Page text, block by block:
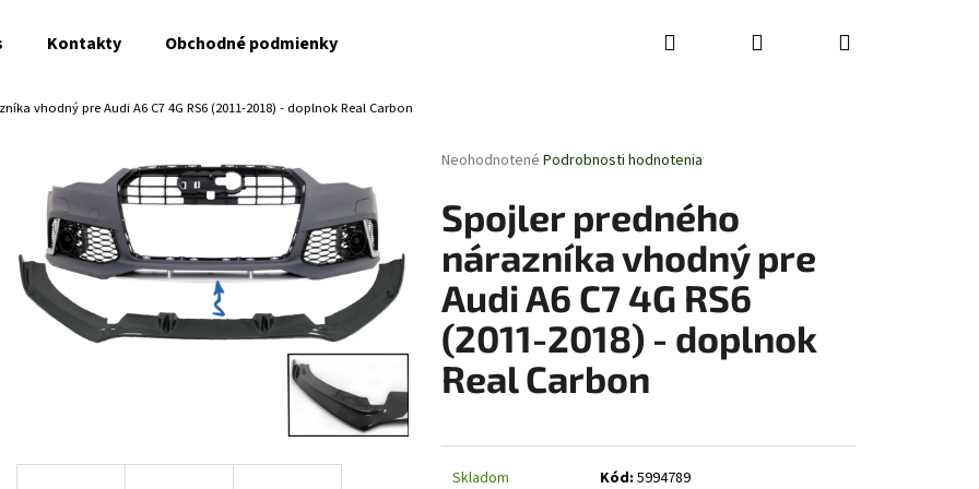
Kontakty Obchodné podmienky Hľadať PrihlásenieNákupný
vhodný pre Audi A6 C7 4G RS6 (2011-2018) - doplnok Real Carbon
Priemerné
produktu
je
hviezdičiek.
Neohodnotené Podrobnosti hodnotenia
Spojler predného
nárazníka vhodný pre
Audi A6 C7 4G RS6
(2011-2018) - doplnok
Real Carbon
Skladom Kód: 5994789
Čo potrebujete nájsť?
HĽADAŤ
Odporúčame